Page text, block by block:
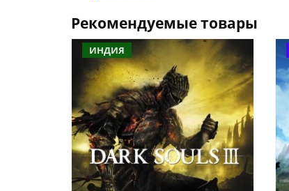
Рекомендуемые товары
ИНДИЯ